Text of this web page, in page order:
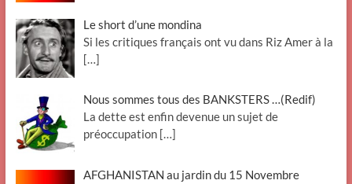
Le short d’une mondina
Si les critiques français ont vu dans Riz Amer à la
[…]
Nous sommes tous des BANKSTERS …(Redif)
La dette est enfin devenue un sujet de
préoccupation […]
AFGHANISTAN au jardin du 15 Novembre